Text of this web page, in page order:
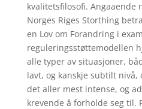
kvalitetsfilosofi. Angaaende
Norges Riges Storthing
en Lov om Forandring i
reguleringsstøttemodellen
alle typer av situasjoner,
lavt, og kanskje subtilt nivå,
det aller mest intense, og
krevende å forholde seg til.